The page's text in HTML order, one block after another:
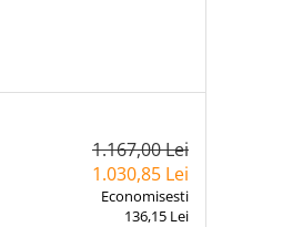
1.167,00 Lei
1.030,85 Lei
Economisesti
136,15 Lei